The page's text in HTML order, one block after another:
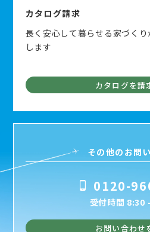
カタログ請求
長く安心して暮らせる家づく
します
カタログを請
その他のお問
0120-
受付時間 8:30
お問い合わせ